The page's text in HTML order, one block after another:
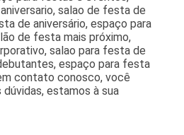
salao de festa de
de aniversário, espaço para
de festa mais próximo,
salao para festa de
espaço para festa
contato conosco, você
estamos à sua